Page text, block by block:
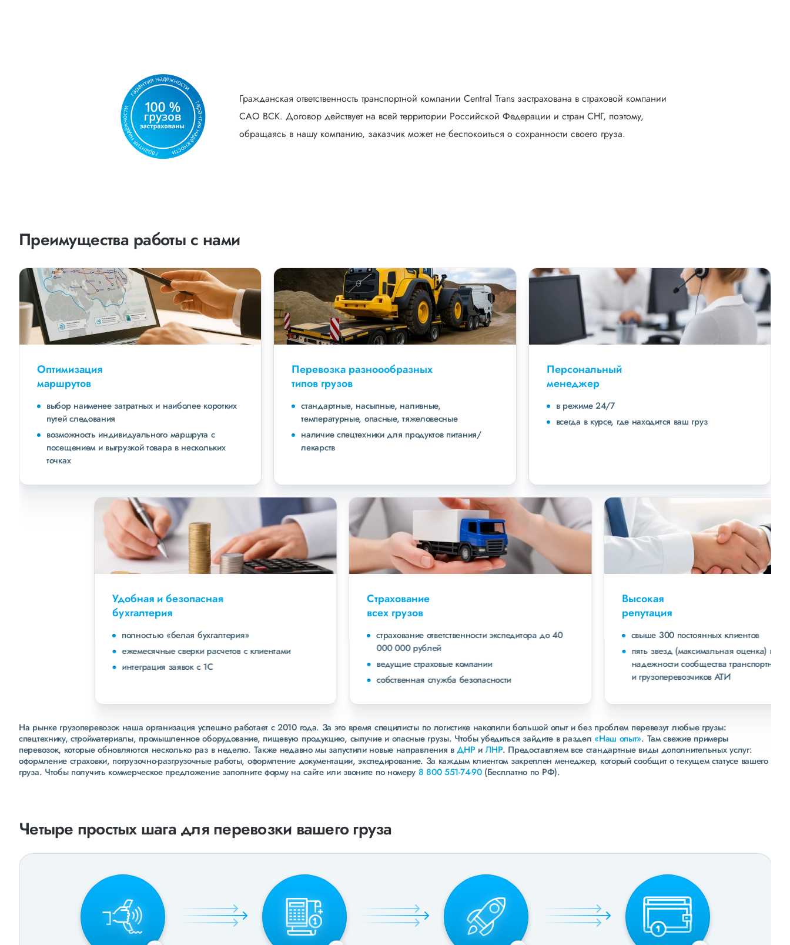
Гражданская ответственность транспортной компании Central Trans застрахована в страховой компании
САО ВСК. Договор действует на всей территории Российской Федерации и стран СНГ, поэтому,
обращаясь в нашу компанию, заказчик может не беспокоиться о сохранности своего груза.
Преимущества работы с нами
Оптимизация
маршрутов
выбор наименее затратных и наиболее коротких
путей следования
возможность индивидуального маршрута с
посещением и выгрузкой товара в нескольких
точках
Перевозка разноообразных
типов грузов
стандартные, насыпные, наливные,
температурные, опасные, тяжеловесные
наличие спецтехники для продуктов питания/
лекарств
Персональный
менеджер
в режиме 24/7
всегда в курсе, где находится ваш груз
Удобная и безопасная
полностью «белая бухгалтерия»
ежемесячные сверки расчетов с клиентами
интеграция заявок с 1С
страхование ответственности экспедитора до 40
ведущие страховые компании
собственная служба безопасности
свыше 300 постоянных клиентов
пять звезд (максимальная оценка) в рейтинге
надежности сообщества транспортных компаний
и грузоперевозчиков АТИ
На рынке грузоперевозок наша организация успешно работает с 2010 года. За это время специлисты по логистике накопили большой опыт и без проблем перевезут любые грузы:
спецтехнику, стройматериалы, промышленное оборудование, пищевую продукцию, сыпучие и опасные грузы. Чтобы убедиться зайдите в раздел«Наш опыт». Там свежие примеры
перевозок, которые обновляются несколько раз в неделю. Также недавно мы запустили новые направления вДНР и ЛНР. Предоставляем все стандартные виды дополнительных услуг:
оформление страховки, погрузочно-разгрузочные работы, оформление документации, экспедирование. За каждым клиентом закреплен менеджер, который сообщит о текущем статусе вашего
груза. Чтобы получить коммерческое предложение заполните форму на сайте или звоните по номеру 8 800 551-74-90(Бесплатно по РФ).
Четыре простых шага для перевозки вашего груза